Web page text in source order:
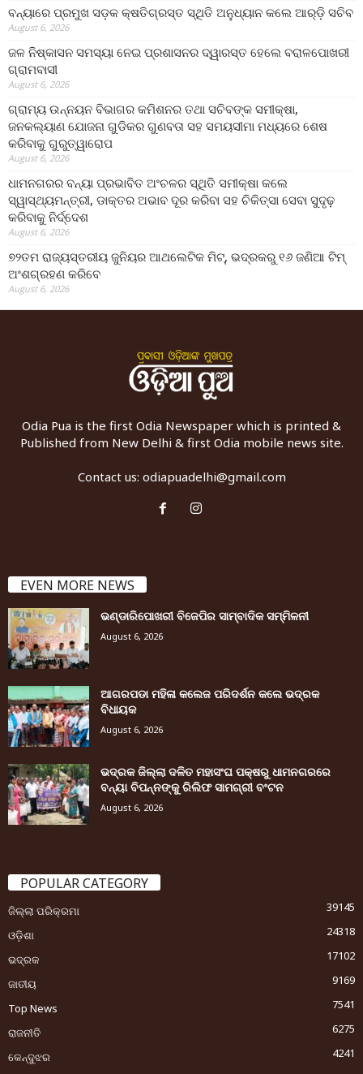
ବନ୍ୟାରେ ପ୍ରମୁଖ ସଡ଼କ କ୍ଷତିଗ୍ରସ୍ତ ସ୍ଥିତି ଅନୁଧ୍ୟାନ କଲେ ଆର୍‌ଡ଼ି ସଚିବ
August 6, 2026
ଜଳ ନିଷ୍କାସନ ସମସ୍ୟା ନେଇ ପ୍ରଶାସନର ଦ୍ୱାରସ୍ତ ହେଲେ ବରାଳପୋଖରୀ
ଗ୍ରାମବାସୀ
August 6, 2026
ଗ୍ରାମ୍ୟ ଉନ୍ନୟନ ବିଭାଗର କମିଶନର ତଥା ସଚିବଙ୍କ ସମୀକ୍ଷା,
ଜନକଲ୍ୟାଣ ଯୋଜନା ଗୁଡିକର ଗୁଣବତା ସହ ସମୟସୀମା ମଧ୍ୟରେ ଶେଷ
କରିବାକୁ ଗୁରୁତ୍ୱାରୋପ
August 6, 2026
ଧାମନଗରର ବନ୍ୟା ପ୍ରଭାବିତ ଅଂଚଳର ସ୍ଥିତି ସମୀକ୍ଷା କଲେ
ସ୍ୱାସ୍ଥ୍ୟମନ୍ତ୍ରୀ, ଡାକ୍ତର ଅଭାବ ଦୂର କରିବା ସହ ଚିକିତ୍ସା ସେବା ସୁଦୃଢ଼
କରିବାକୁ ନିର୍ଦ୍ଦେଶ
August 6, 2026
୭୨ତମ ରାଜ୍ୟସ୍ତରୀୟ ଜୁନିୟର ଆଥଲେଟିକ ମିଟ୍‌, ଭଦ୍ରକରୁ ୧୬ ଜଣିଆ ଟିମ୍
ଅଂଶଗ୍ରହଣ କରିବେ
August 6, 2026
Odia Pua is the first Odia Newspaper which is printed &
Published from New Delhi & first Odia mobile news site.
Contact us: odiapuadelhi@gmail.com
EVEN MORE NEWS
ଭଣ୍ଡାରିପୋଖରୀ ବିଜେପିର ସାମ୍ବାଦିକ ସମ୍ମିଳନୀ
August 6, 2026
ଆଗରପଡା ମହିଳା କଲେଜ ପରିଦର୍ଶନ କଲେ ଭଦ୍ରକ
ବିଧାୟକ
August 6, 2026
ଭଦ୍ରକ ଜିଲ୍ଲା ଦଳିତ ମହାସଂଘ ପକ୍ଷରୁ ଧାମନଗରରେ
ବନ୍ୟା ବିପନ୍ନଙ୍କୁ ରିଲିଫ ସାମଗ୍ରୀ ବଂଟନ
August 6, 2026
POPULAR CATEGORY
ଜିଲ୍ଲା ପରିକ୍ରମା
39145
ଓଡ଼ିଶା
24318
ଭଦ୍ରକ
17102
ଜାତୀୟ
9169
Top News
7541
ରାଜନୀତି
6275
କେନ୍ଦୁଝର
4241